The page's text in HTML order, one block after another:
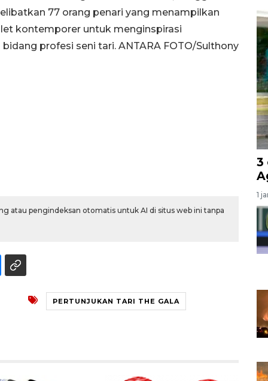
77 orang penari yang menampilkan
kontemporer untuk menginspirasi
profesi seni tari. ANTARA FOTO/Sulthony
atau pengindeksan otomatis untuk AI di situs web ini tanpa
PERTUNJUKAN TARI THE GALA
3
1